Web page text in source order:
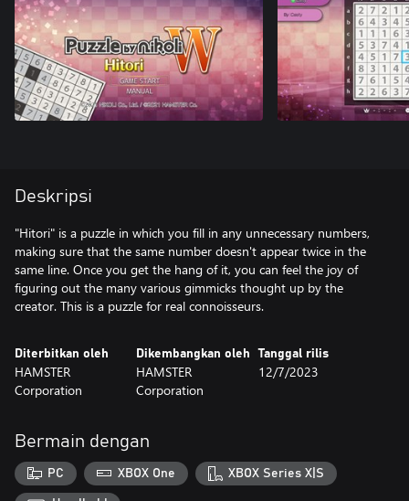
Deskripsi
"Hitori" is a puzzle in which you fill in any unnecessary numbers,
making sure that the same number doesn't appear twice in the
same line. Once you get the hang of it, you can feel the joy of
figuring out the many various gimmicks thought up by the
creator. This is a puzzle for real connoisseurs.
Diterbitkan oleh
HAMSTER
Corporation
Dikembangkan oleh
HAMSTER
Corporation
Tanggal rilis
12/7/2023
Bermain dengan
PC XBOX One XBOX Series X|S